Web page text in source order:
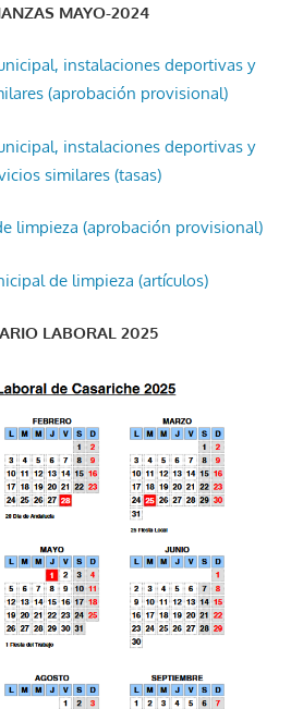
MAYO-2024
instalaciones deportivas y
(aprobación provisional)
instalaciones deportivas y
similares (tasas)
limpieza (aprobación provisional)
de limpieza (artículos)
LABORAL 2025